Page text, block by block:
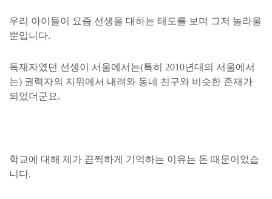
우리 아이들이 요즘 선생을 대하는 태도를 보며 그저 놀라울
뿐입니다.
독재자였던 선생이 서울에서는(특히 2010년대의 서울에서
는) 권력자의 지위에서 내려와 동네 친구와 비슷한 존재가
되었더군요.
학교에 대해 제가 끔찍하게 기억하는 이유는 돈 때문이었습
니다.